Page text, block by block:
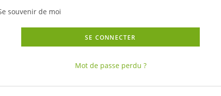
souvenir de moi
SE CONNECTER
Mot de passe perdu ?